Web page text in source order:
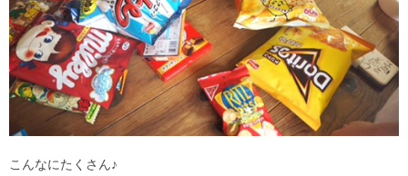
こんなにたくさん♪